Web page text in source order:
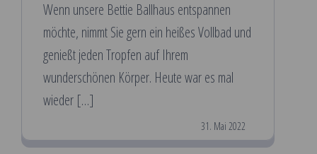
Wenn unsere Bettie Ballhaus entspannen
möchte, nimmt Sie gern ein heißes Vollbad und
genießt jeden Tropfen auf Ihrem
wunderschönen Körper. Heute war es mal
wieder […]
31. Mai 2022